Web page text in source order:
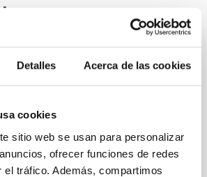
Detalles Acerca de las cookies
cookies
sitio web se usan para personalizar
ofrecer funciones de redes
el tráfico. Además, compartimos
de los dos instrumentos científicos
espectrógrafo de campo integral
angular, en el rango óptico e
y con una resolución espectral que
y R ~ 20000